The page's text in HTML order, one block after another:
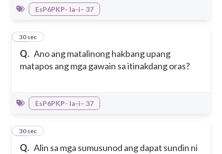
EsP6PKP- Ia-i– 37
Q. Ano ang matalinong hakbang upang
matapos ang mga gawain sa itinakdang oras?
49
30 sec
EsP6PKP- Ia-i– 37
Q. Alin sa mga sumusunod ang dapat sundin ni
50
30 sec